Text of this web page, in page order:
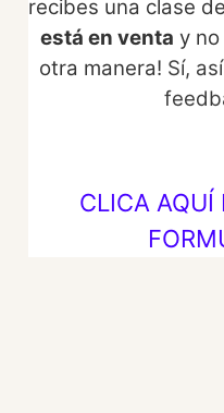
recibes una clase
está en venta y
otra manera! Sí,
CLICA AQUÍ